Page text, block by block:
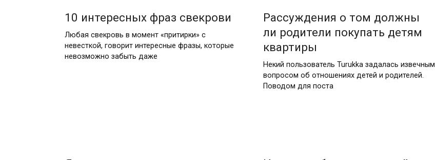
10 интересных фраз свекрови
Любая свекровь в момент «притирки» с
невесткой, говорит интересные фразы, которые
невозможно забыть даже
Рассуждения о том должны
ли родители покупать детям
квартиры
Некий пользователь Turukka задалась извечным
вопросом об отношениях детей и родителей.
Поводом для поста